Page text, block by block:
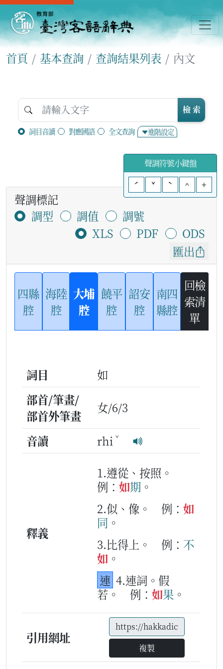
首頁 基本查詢 查詢結果列表 內文
詞目音讀 對應國語 全文查詢 進階設定
檢 索
聲調符號小鍵盤
ˊ
ˇ ˋ ^ +
聲調標記
調型
調值
調號
XLS
PDF
ODS
匯出
四縣
腔
海陸
腔
大埔
腔
饒平
腔
詔安
腔
南四
縣腔
回檢
索清
單
詞目
如
部首/筆畫/
部首外筆畫
女/6/3
音讀 rhi ˇ
釋義
1.遵從、按照。
例： 如期 。
2.似、像。
例： 如
同 。
3.比得上。
例： 不
如 。
連 4.連詞。假
若。
例： 如果 。
引用網址
複製